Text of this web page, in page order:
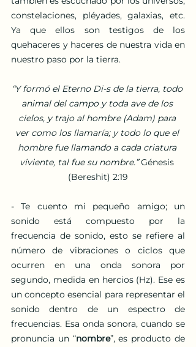
constelaciones, pléyades, galaxias, etc.
Ya que ellos son testigos de los
quehaceres y haceres de nuestra vida en
nuestro paso por la tierra.
“Y formó el Eterno Di-s de la tierra, todo
animal del campo y toda ave de los
cielos, y trajo al hombre (Adam) para
ver como los llamaría; y todo lo que el
hombre fue llamando a cada criatura
viviente, tal fue su nombre.” Génesis
(Bereshit) 2:19
- Te cuento mi pequeño amigo; un
sonido está compuesto por la
frecuencia de sonido, esto se refiere al
número de vibraciones o ciclos que
ocurren en una onda sonora por
segundo, medida en hercios (Hz). Ese es
un concepto esencial para representar el
sonido dentro de un espectro de
frecuencias. Esa onda sonora, cuando se
pronuncia un “nombre”, es producto de